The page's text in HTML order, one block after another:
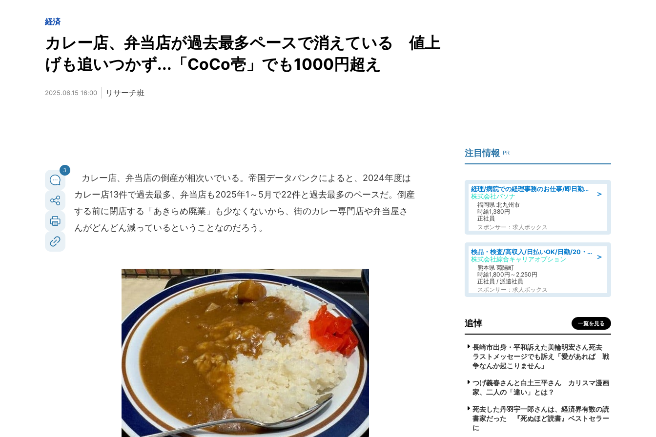
経済
カレー店、弁当店が過去最多ペースで消えている 値上
げも追いつかず...「CoCo壱」でも1000円超え
2025.06.15 16:00 リサーチ班
3
カレー店、弁当店の倒産が相次いでいる。帝国データバンクによると、2024年度は
カレー店13件で過去最多、弁当店も2025年1～5月で22件と過去最多のペースだ。倒産
する前に閉店する「あきらめ廃業」も少なくないから、街のカレー専門店や弁当屋さ
んがどんどん減っているということなのだろう。
注目情報 PR
＞
経理/病院での経理事務のお仕事/即日勤務可/車通勤可/経理/一般事務
株式会社パソナ
福岡県 北九州市
時給1,380円
正社員
スポンサー：求人ボックス
＞
検品・検査/高収入/日払いOK/日勤/20・30・40代活躍中/製造 工場
株式会社綜合キャリアオプション
熊本県 菊陽町
時給1,800円～2,250円
正社員 / 派遣社員
スポンサー：求人ボックス
追悼 一覧を見る
長崎市出身・平和訴えた美輪明宏さん死去
ラストメッセージでも訴え「愛があれば 戦
争なんか起こりません」
つげ義春さんと白土三平さん カリスマ漫画
家、二人の「違い」とは？
死去した丹羽宇一郎さんは、経済界有数の読
書家だった 『死ぬほど読書』ベストセラー
に